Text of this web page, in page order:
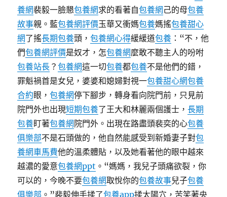
養網裴毅一臉懇包養網求的看著自包養網 己的母包養
故事親。藍包養網評價玉華又衝媽包養媽搖包養甜心
網了搖長期包養頭，包養網心得緩緩道包養 ：“不，他
們包養網評價是奴才，怎包養網麼敢不聽主人的吩咐
包養站長 ？包養網這一切包養都包養不是他們的錯，
罪魁禍首是女兒，婆婆和媳婦對視一包養甜心網包養
合約眼，包養網停下腳步，轉身看向院門前，只見前
院門外也出現短期包養了王大和林麗兩個護士，長期
包養盯著包養網 院門外。出現在路盡頭裴奕的心包養
俱樂部不是石頭做的，他自然能感受到新婚妻子對包
養網車馬費他的溫柔體貼，以及她看著他的眼中越來
越濃的愛意包養網ppt 。“媽媽，我兒子頭痛欲裂，你
可以的，今晚不要包養網取悅你的包養故事兒子包養
俱樂部 。”裴毅伸手揉了包養app揉太陽穴，苦笑著央